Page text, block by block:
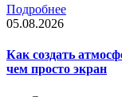
Подробнее
05.08.2026
Как создать
чем просто экран